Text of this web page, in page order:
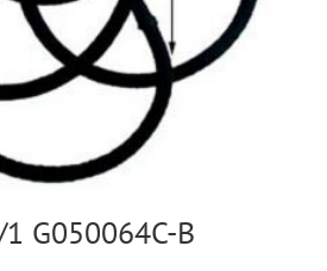
G050064C-B